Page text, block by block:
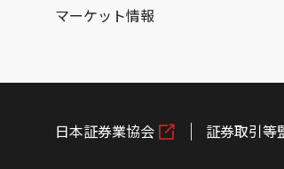
マーケット情報
日本証券業協会 証券取引等